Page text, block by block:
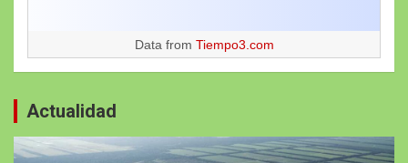
Data from Tiempo3.com
Actualidad